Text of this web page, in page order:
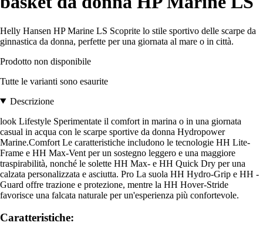
Helly Hansen HP Marine LS Scoprite lo stile sportivo delle scarpe da
ginnastica da donna, perfette per una giornata al mare o in città.
Prodotto non disponibile
Tutte le varianti sono esaurite
Descrizione
look Lifestyle Sperimentate il comfort in marina o in una giornata
casual in acqua con le scarpe sportive da donna Hydropower
Marine.Comfort Le caratteristiche includono le tecnologie HH Lite-
Frame e HH Max-Vent per un sostegno leggero e una maggiore
traspirabilità, nonché le solette HH Max- e HH Quick Dry per una
calzata personalizzata e asciutta. Pro La suola HH Hydro-Grip e HH -
Guard offre trazione e protezione, mentre la HH Hover-Stride
favorisce una falcata naturale per un'esperienza più confortevole.
Caratteristiche: